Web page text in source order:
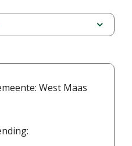
West Maas